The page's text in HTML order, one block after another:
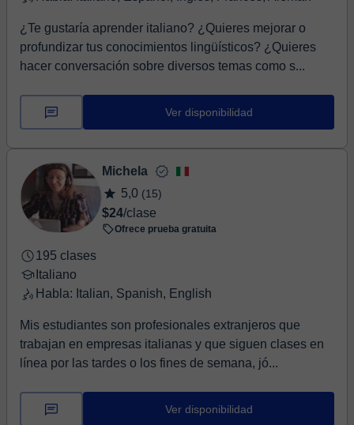
¿Te gustaría aprender italiano? ¿Quieres mejorar o
profundizar tus conocimientos lingüísticos? ¿Quieres
hacer conversación sobre diversos temas como s...
Ver disponibilidad
Michela
5,0 (15)
$24/clase
Ofrece prueba gratuita
195 clases
Italiano
Habla: Italian, Spanish, English
Mis estudiantes son profesionales extranjeros que
trabajan en empresas italianas y que siguen clases en
línea por las tardes o los fines de semana, jó...
Ver disponibilidad